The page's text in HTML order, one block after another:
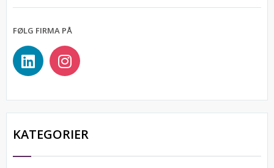
FØLG FIRMA PÅ
KATEGORIER